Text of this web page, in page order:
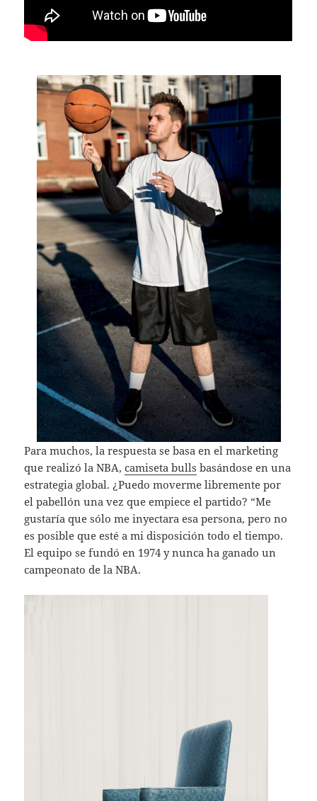
Para muchos, la respuesta se basa en el marketing
que realizó la NBA,camiseta bulls basándose en una
estrategia global. ¿Puedo moverme libremente por
el pabellón una vez que empiece el partido? “Me
gustaría que sólo me inyectara esa persona, pero no
es posible que esté a mi disposición todo el tiempo.
El equipo se fundó en 1974 y nunca ha ganado un
campeonato de la NBA.